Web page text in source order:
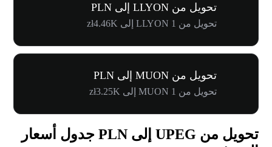
تحويل من LLYON إلى PLN
تحويل من 1 LLYON إلى zł4.46K
تحويل من MUON إلى PLN
تحويل من 1 MUON إلى zł3.25K
تحويل من UPEG إلى PLN جدول أسعار